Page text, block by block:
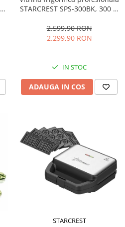
STARCREST SPS-300BK, 300 L,
LED, H 169.5 cm, Negru
2.599,90 RON
2.299,90 RON
IN STOC
ADAUGA IN COS
STARCREST